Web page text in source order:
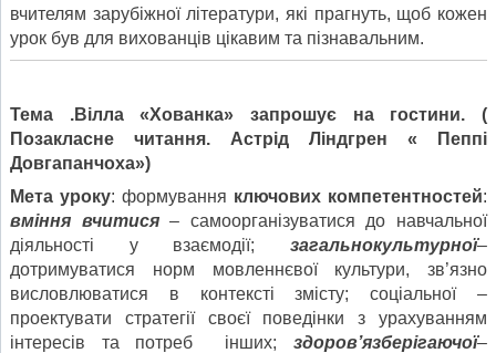
вчителям зарубіжної літератури, які прагнуть, щоб кожен
урок був для вихованців цікавим та пізнавальним.
Тема .Вілла «Хованка» запрошує на гостини. (
Позакласне читання. Астрід Ліндгрен « Пеппі
Довгапанчоха»)
Мета уроку: формування ключових компетентностей:
вміння вчитися– самоорганізуватися до навчальної
діяльності у взаємодії; загальнокультурної–
дотримуватися норм мовленнєвої культури, зв’язно
висловлюватися в контексті змісту; соціальної –
проектувати стратегії своєї поведінки з урахуванням
інтересів та потреб інших; здоров’язберігаючої–